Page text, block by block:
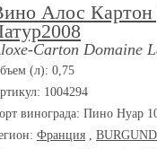
Алос
Carton Domaine
(л): 0,75
1004294
винограда: Пино Нуар
Франция ,